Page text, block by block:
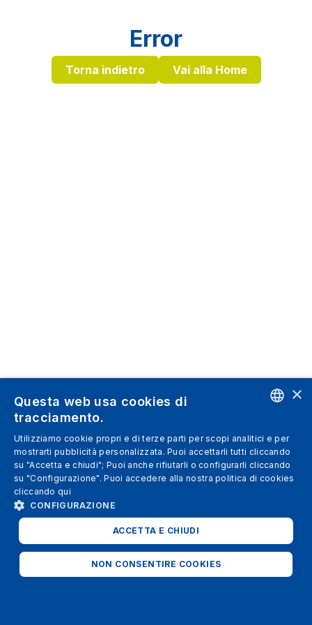
Error
Torna indietro Vai alla Home
SPANISH
ITALIAN
FRENCH
×
Questa web usa cookies di
tracciamento.
Utilizziamo cookie propri e di terze parti per scopi analitici e per
mostrarti pubblicità personalizzata. Puoi accettarli tutti cliccando
su "Accetta e chiudi"; Puoi anche rifiutarli o configurarli cliccando
su "Configurazione". Puoi accedere alla nostra politica di cookies
cliccando qui
CONFIGURAZIONE
ACCETTA E CHIUDI
NON CONSENTIRE COOKIES